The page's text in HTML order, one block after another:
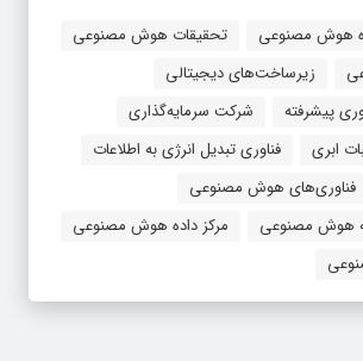
هوش مصنوعی
تحقیقات هوش مصنوعی
زیرساخت‌های دیجیتالی
پیشرفته
شرکت سرمایه‌گذاری
ابری
فناوری تبدیل انرژی به اطلاعات
فناوری‌های هوش مصنوعی
هوش مصنوعی
مرکز داده هوش مصنوعی